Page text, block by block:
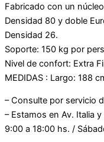
Fabricado con un
Densidad 80 y doble
Densidad 26.
Soporte: 150 kg por
Nivel de confort: Extra
MEDIDAS : Largo: 188
– Consulte por servicio
– Estamos en Av. Italia
9:00 a 18:00 hs. /